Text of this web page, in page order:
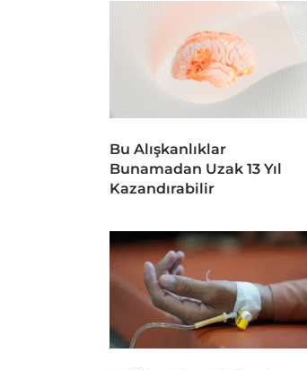
Bu Alışkanlıklar
Bunamadan Uzak 13 Yıl
Kazandırabilir